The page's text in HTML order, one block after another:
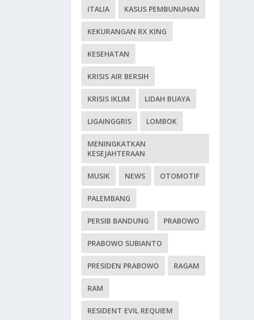
ITALIA KASUS PEMBUNUHAN
KEKURANGAN RX KING
KESEHATAN
KRISIS AIR BERSIH
KRISIS IKLIM LIDAH BUAYA
LIGAINGGRIS LOMBOK
MENINGKATKAN
KESEJAHTERAAN
MUSIK NEWS OTOMOTIF
PALEMBANG
PERSIB BANDUNG PRABOWO
PRABOWO SUBIANTO
PRESIDEN PRABOWO RAGAM
RAM
RESIDENT EVIL REQUIEM